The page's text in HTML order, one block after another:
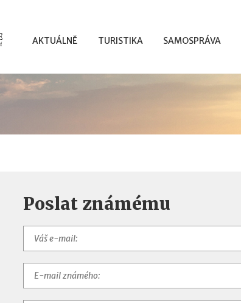
AKTUÁLNĚ TURISTIKA SAMOSPRÁVA
Poslat známému